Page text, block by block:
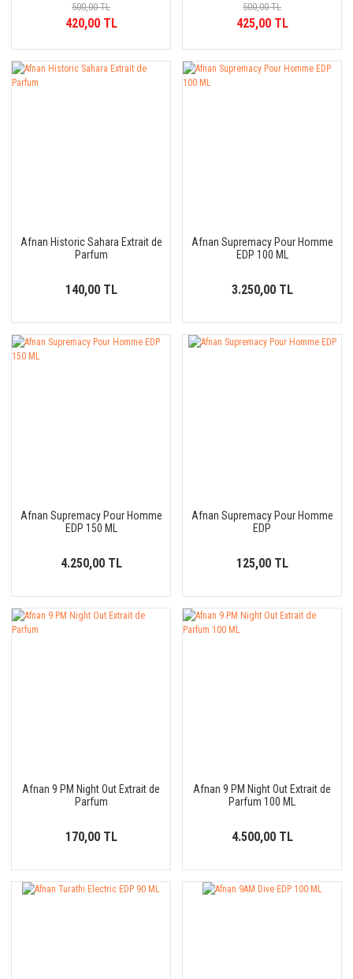
500,00 TL
420,00 TL
500,00 TL
425,00 TL
Afnan Historic Sahara Extrait de
Parfum
140,00 TL
Afnan Supremacy Pour Homme
EDP 100 ML
3.250,00 TL
Afnan Supremacy Pour Homme
EDP 150 ML
4.250,00 TL
Afnan Supremacy Pour Homme
EDP
125,00 TL
Afnan 9 PM Night Out Extrait de
Parfum
170,00 TL
Afnan 9 PM Night Out Extrait de
Parfum 100 ML
4.500,00 TL